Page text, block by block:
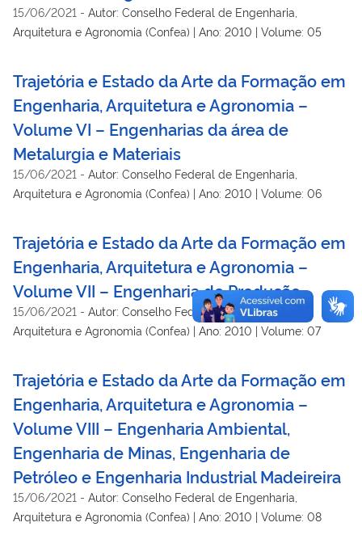
15/06/2021 - Autor: Conselho Federal de Engenharia,
Arquitetura e Agronomia (Confea) | Ano: 2010 | Volume: 05
Trajetória e Estado da Arte da Formação em
Engenharia, Arquitetura e Agronomia –
Volume VI – Engenharias da área de
Metalurgia e Materiais
15/06/2021 - Autor: Conselho Federal de Engenharia,
Arquitetura e Agronomia (Confea) | Ano: 2010 | Volume: 06
Trajetória e Estado da Arte da Formação em
Engenharia, Arquitetura e Agronomia –
Volume VII – Engenharia de Produção
15/06/2021 - Autor: Conselho Federal de Engenharia,
Arquitetura e Agronomia (Confea) | Ano: 2010 | Volume: 07
Trajetória e Estado da Arte da Formação em
Engenharia, Arquitetura e Agronomia –
Volume VIII – Engenharia Ambiental,
Engenharia de Minas, Engenharia de
Petróleo e Engenharia Industrial Madeireira
15/06/2021 - Autor: Conselho Federal de Engenharia,
Arquitetura e Agronomia (Confea) | Ano: 2010 | Volume: 08